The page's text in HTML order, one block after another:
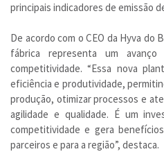
principais indicadores de emissão
De acordo com o CEO da Hyva do
fábrica representa um
competitividade. “Essa nova
eficiência e produtividade,
produção, otimizar processos e
agilidade e qualidade. É um
competitividade e gera
parceiros e para a região”, destaca.